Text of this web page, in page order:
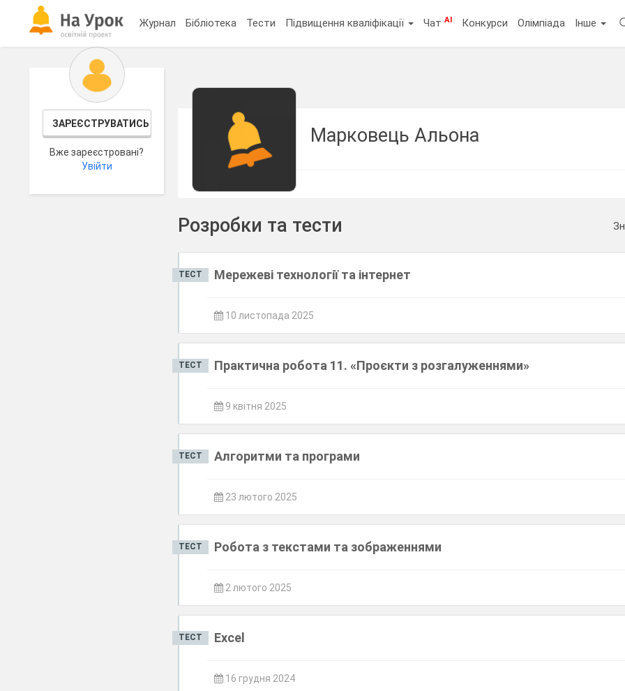
Журнал Бібліотека Тести Підвищення кваліфікації ЧатAI Конкурси Олімпіада Інше
ЗАРЕЄСТРУВАТИСЬ
Вже зареєстровані?
Увійти
Марковець Альона
Розробки та тести
ТЕСТ Мережеві технології та інтернет
10 листопада 2025
ТЕСТ Практична робота 11. «Проєкти з розгалуженнями»
9 квітня 2025
ТЕСТ Алгоритми та програми
23 лютого 2025
ТЕСТ Робота з текстами та зображеннями
2 лютого 2025
ТЕСТ Excel
16 грудня 2024